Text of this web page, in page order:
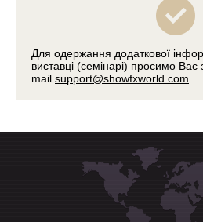
Для одержання додаткової
виставці (семінарі) просимо
mail support@showfxworld.com